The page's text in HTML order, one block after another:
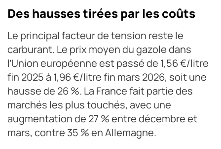
Des hausses tirées par les coûts
Le principal facteur de tension reste le
carburant. Le prix moyen du gazole dans
l’Union européenne est passé de 1,56 €/litre
fin 2025 à 1,96 €/litre fin mars 2026, soit une
hausse de 26 %. La France fait partie des
marchés les plus touchés, avec une
augmentation de 27 % entre décembre et
mars, contre 35 % en Allemagne.